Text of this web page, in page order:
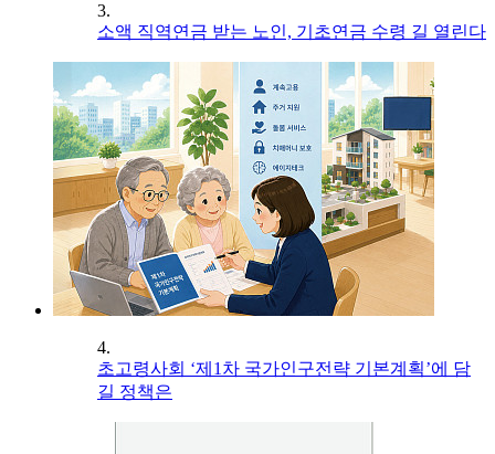
3.
소액 직역연금 받는 노인, 기초연금 수령 길 열린다
4.
초고령사회 ‘제1차 국가인구전략 기본계획’에 담
길 정책은